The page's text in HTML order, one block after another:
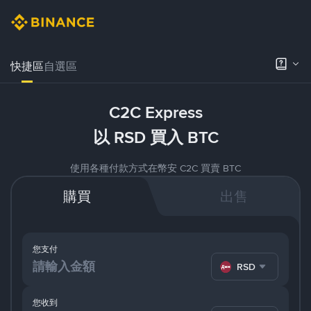
快捷區自選區
C2C Express
以 RSD 買入 BTC
使用各種付款方式在幣安 C2C 買賣 BTC
購買 出售
您支付
RSD
您收到